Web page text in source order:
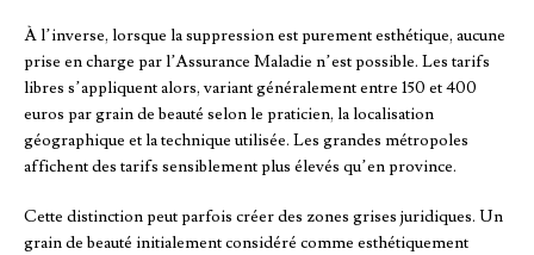
À l’inverse, lorsque la suppression est purement esthétique, aucune
prise en charge par l’Assurance Maladie n’est possible. Les tarifs
libres s’appliquent alors, variant généralement entre 150 et 400
euros par grain de beauté selon le praticien, la localisation
géographique et la technique utilisée. Les grandes métropoles
affichent des tarifs sensiblement plus élevés qu’en province.
Cette distinction peut parfois créer des zones grises juridiques. Un
grain de beauté initialement considéré comme esthétiquement